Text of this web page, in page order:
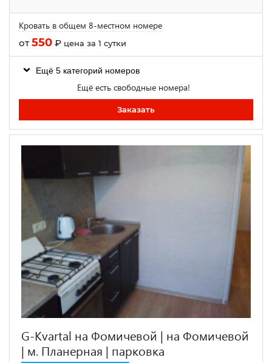
Кровать в общем 8-местном номере
от550 ₽ цена за 1 сутки
Ещё 5 категорий номеров
Ещё есть свободные номера!
Заказать
G-Kvartal на Фомичевой | на Фомичевой
| м. Планерная | парковка